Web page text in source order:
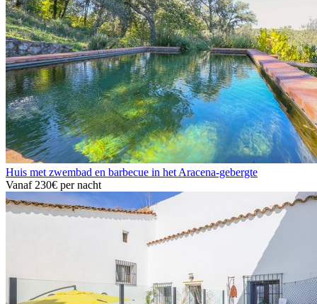
Huis met zwembad en barbecue in het Aracena-gebergte
Vanaf230€ per nacht